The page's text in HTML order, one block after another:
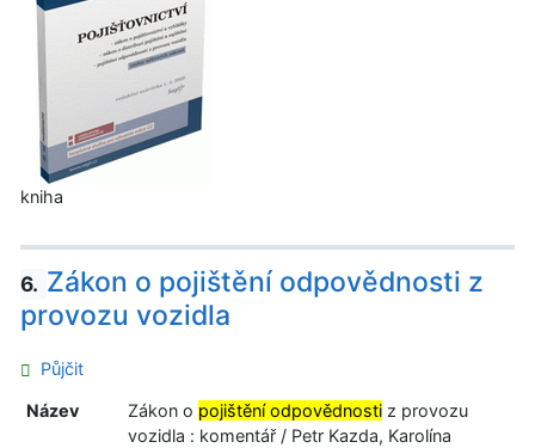
kniha
6. Zákon o pojištění odpovědnosti z
provozu vozidla
Půjčit
Název Zákon o pojištění odpovědnostiz provozu
vozidla : komentář / Petr Kazda, Karolína